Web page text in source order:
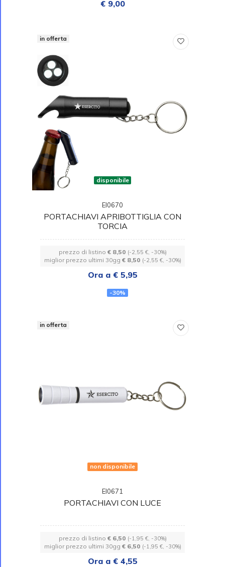
€ 9,00
in offerta
disponibile
EI0670
PORTACHIAVI APRIBOTTIGLIA CON
TORCIA
prezzo di listino € 8,50 (-2,55 €, -30%)
miglior prezzo ultimi 30gg € 8,50 (-2,55 €, -30%)
Ora a € 5,95
-30%
in offerta
non disponibile
EI0671
PORTACHIAVI CON LUCE
prezzo di listino € 6,50 (-1,95 €, -30%)
miglior prezzo ultimi 30gg € 6,50 (-1,95 €, -30%)
Ora a € 4,55